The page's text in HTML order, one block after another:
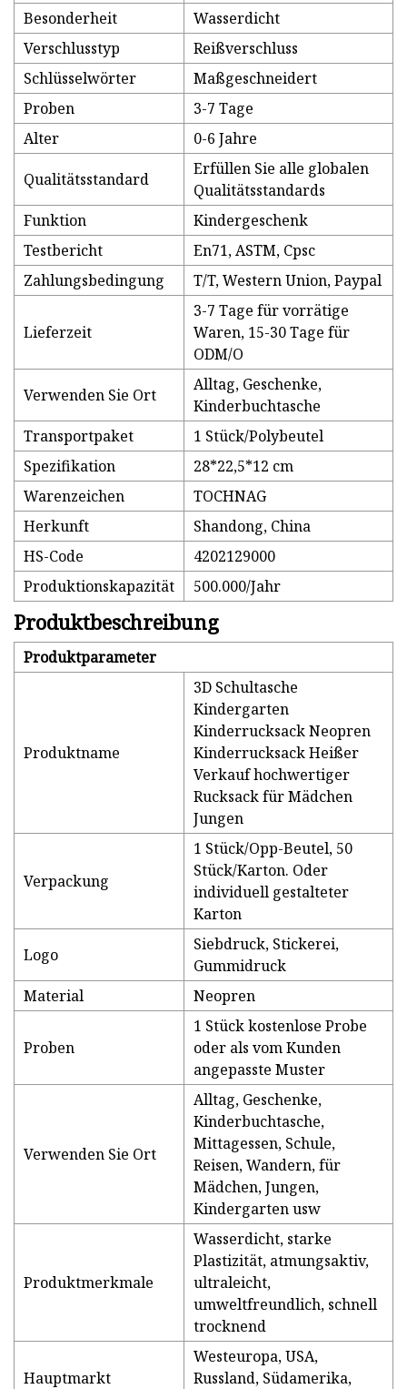
Besonderheit
Wasserdicht
Verschlusstyp
Reißverschluss
Schlüsselwörter
Maßgeschneidert
Proben
3-7 Tage
Alter
0-6 Jahre
Qualitätsstandard
Erfüllen Sie alle globalen
Qualitätsstandards
Funktion
Kindergeschenk
Testbericht
En71, ASTM, Cpsc
Zahlungsbedingung
T/T, Western Union, Paypal
Lieferzeit
3-7 Tage für vorrätige
Waren, 15-30 Tage für
ODM/O
Verwenden Sie Ort
Alltag, Geschenke,
Kinderbuchtasche
Transportpaket
1 Stück/Polybeutel
Spezifikation
28*22,5*12 cm
Warenzeichen
TOCHNAG
Herkunft
Shandong, China
HS-Code
4202129000
Produktionskapazität
500.000/Jahr
Produktbeschreibung
Produktparameter
Produktname
3D Schultasche
Kindergarten
Kinderrucksack Neopren
Kinderrucksack Heißer
Verkauf hochwertiger
Rucksack für Mädchen
Jungen
Verpackung
1 Stück/Opp-Beutel, 50
Stück/Karton. Oder
individuell gestalteter
Karton
Logo
Siebdruck, Stickerei,
Gummidruck
Material
Neopren
Proben
1 Stück kostenlose Probe
oder als vom Kunden
angepasste Muster
Verwenden Sie Ort
Alltag, Geschenke,
Kinderbuchtasche,
Mittagessen, Schule,
Reisen, Wandern, für
Mädchen, Jungen,
Kindergarten usw
Produktmerkmale
Wasserdicht, starke
Plastizität, atmungsaktiv,
ultraleicht,
umweltfreundlich, schnell
trocknend
Hauptmarkt
Westeuropa, USA,
Russland, Südamerika,